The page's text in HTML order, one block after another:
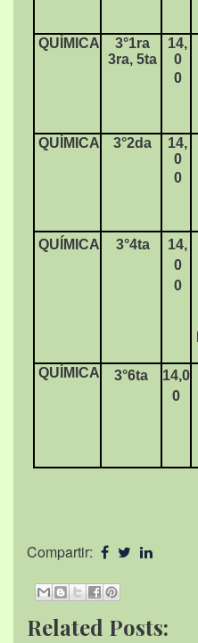
QUÍMICA
3°1ra
3ra, 5ta
14,
0
0
QUÍMICA
3°2da
14,
0
0
QUÍMICA
3°4ta
14,
0
0
QUÍMICA
3°6ta
14,0
0
Compartir:
Related Posts: